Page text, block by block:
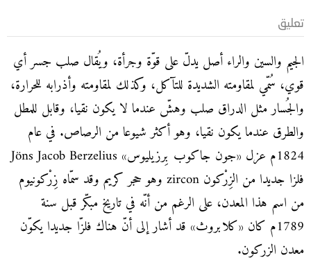
تعليق
الجيم والسين والراء أصل يدلّ على قوّة وجرأة، ويُقال صلب جسر أي
قوي، سُمّي لمقاومته الشديدة للتآكل، وكذلك لمقاومته وأذرابه للحرارة،
والجُسار مثل الدراق صلب وهشّ عندما لا يكون نقيا، وقابل للمطل
والطرق عندما يكون نقيا، وهو أكثر شيوعا من الرصاص. في عام
1824م عزل «جون جاكوب بِرزيليوس» Jöns Jacob Berzelius
فلزا جديدا من الزِرْكون zircon وهو حجر كريم وقد سمّاه زِرْكونيوم
من اسم هذا المعدن، على الرغم من أنّه في تاريخ مبكّر قبل سنة
1789م كان «كلابروث» قد أشار إلى أنّ هناك فلزّا جديدا يكوّن
معدن الزركون.